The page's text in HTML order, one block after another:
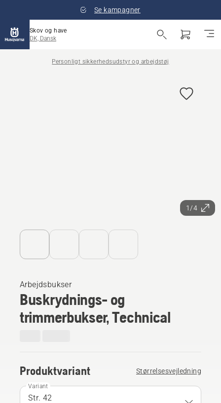
Se kampagner
Skov og have
DK, Dansk
Personligt sikkerhedsudstyr og arbejdstøj
1/4
Arbejdsbukser
Buskrydnings- og
trimmerbukser, Technical
Produktvariant Størrelsesvejledning
Variant
Str. 42